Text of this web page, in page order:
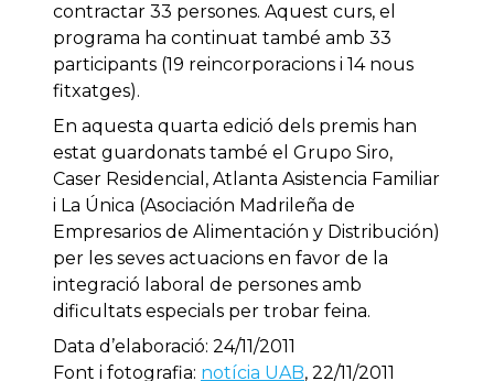
contractar 33 persones. Aquest curs, el
programa ha continuat també amb 33
participants (19 reincorporacions i 14 nous
fitxatges).
En aquesta quarta edició dels premis han
estat guardonats també el Grupo Siro,
Caser Residencial, Atlanta Asistencia Familiar
i La Única (Asociación Madrileña de
Empresarios de Alimentación y Distribución)
per les seves actuacions en favor de la
integració laboral de persones amb
dificultats especials per trobar feina.
Data d’elaboració: 24/11/2011
Font i fotografia: notícia UAB, 22/11/2011